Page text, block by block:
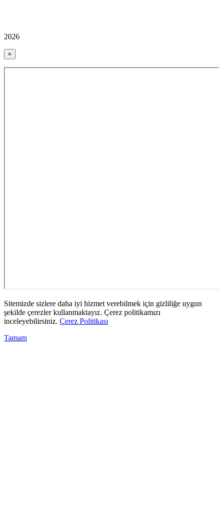
2026
×
Sitemizde sizlere daha iyi hizmet verebilmek için gizliliğe uygun
şekilde çerezler kullanmaktayız. Çerez politikamızı
inceleyebilirsiniz. Çerez Politikası
Tamam